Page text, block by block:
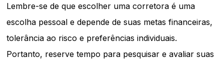
Lembre-se de que escolher uma corretora é uma
escolha pessoal e depende de suas metas financeiras,
tolerância ao risco e preferências individuais.
Portanto, reserve tempo para pesquisar e avaliar suas